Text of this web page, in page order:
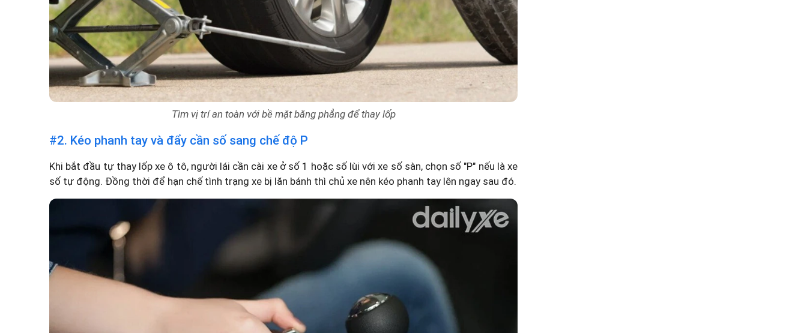
Tìm vị trí an toàn với bề mặt bằng phẳng để thay lốp
#2. Kéo phanh tay và đẩy cần số sang chế độ P
Khi bắt đầu tự thay lốp xe ô tô, người lái cần cài xe ở số 1 hoặc số lùi với xe số sàn, chọn số "P" nếu là xe
số tự động. Đồng thời để hạn chế tình trạng xe bị lăn bánh thì chủ xe nên kéo phanh tay lên ngay sau đó.